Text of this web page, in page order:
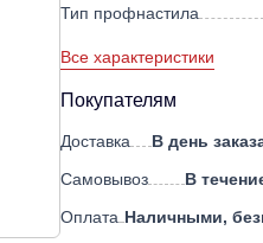
Тип профнастила
Все характеристики
Покупателям
Доставка
В день
Самовывоз
В
Оплата Наличными,